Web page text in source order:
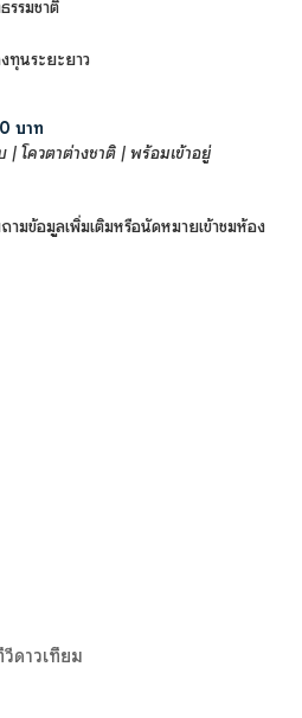
รรมชาติ
ทุนระยะยาว
บาท
| โควตาต่างชาติ | พร้อมเข้าอยู่
ามข้อมูลเพิ่มเติมหรือนัดหมายเข้าชมห้อง
ดาวเทียม